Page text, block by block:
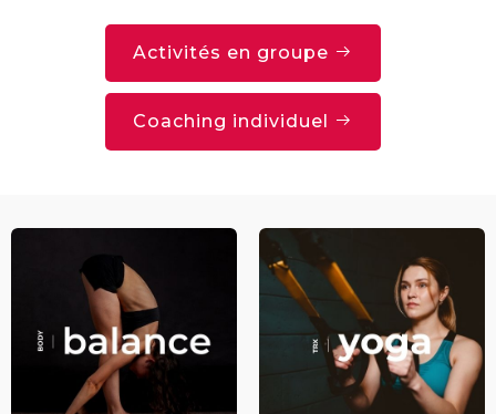
Activités en groupe
Coaching individuel